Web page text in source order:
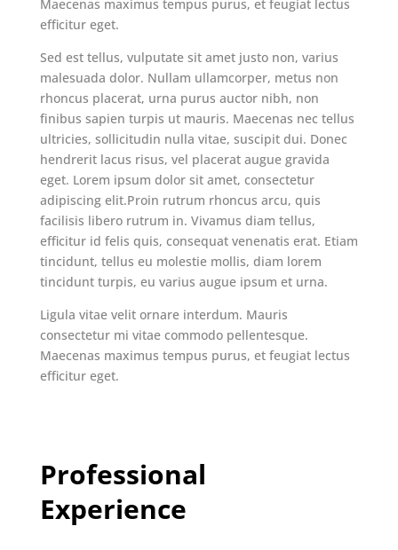
Maecenas maximus tempus purus, et feugiat lectus
efficitur eget.
Sed est tellus, vulputate sit amet justo non, varius
malesuada dolor. Nullam ullamcorper, metus non
rhoncus placerat, urna purus auctor nibh, non
finibus sapien turpis ut mauris. Maecenas nec tellus
ultricies, sollicitudin nulla vitae, suscipit dui. Donec
hendrerit lacus risus, vel placerat augue gravida
eget. Lorem ipsum dolor sit amet, consectetur
adipiscing elit.Proin rutrum rhoncus arcu, quis
facilisis libero rutrum in. Vivamus diam tellus,
efficitur id felis quis, consequat venenatis erat. Etiam
tincidunt, tellus eu molestie mollis, diam lorem
tincidunt turpis, eu varius augue ipsum et urna.
Ligula vitae velit ornare interdum. Mauris
consectetur mi vitae commodo pellentesque.
Maecenas maximus tempus purus, et feugiat lectus
efficitur eget.
Professional
Experience